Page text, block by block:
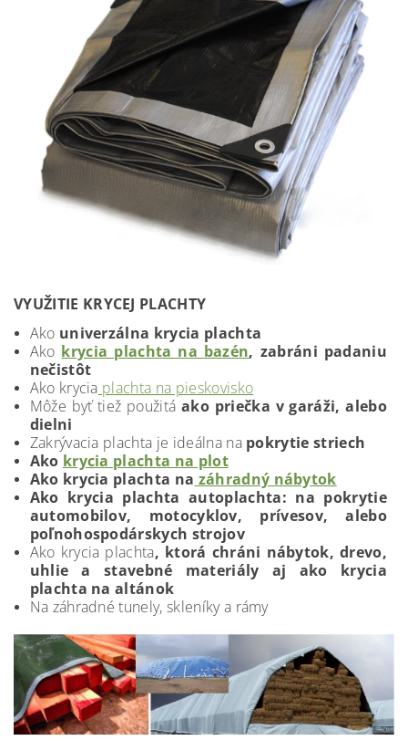
VYUŽITIE KRYCEJ PLACHTY
Ako univerzálna krycia plachta
Ako krycia plachta na bazén, zabráni padaniu
nečistôt
Ako krycia plachta na pieskovisko
Môže byť tiež použitá ako priečka v garáži, alebo
dielni
Zakrývacia plachta je ideálna na pokrytie striech
Ako krycia plachta na plot
Ako krycia plachta na záhradný nábytok
Ako krycia plachta autoplachta: na pokrytie
automobilov, motocyklov, prívesov, alebo
poľnohospodárskych strojov
Ako krycia plachta, ktorá chráni nábytok, drevo,
uhlie a stavebné materiály aj ako krycia
plachta na altánok
Na záhradné tunely, skleníky a rámy